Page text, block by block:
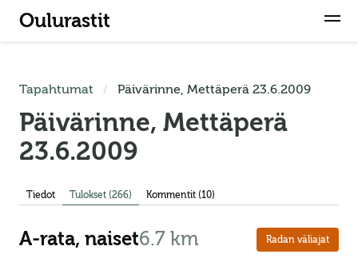
Oulurastit
Tapahtumat Päivärinne, Mettäperä 23.6.2009
Päivärinne, Mettäperä
23.6.2009
Tiedot Tulokset (266) Kommentit (10)
A-rata, naiset6.7 km Radan väliajat